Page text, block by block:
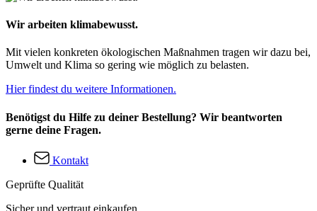
Wir arbeiten klimabewusst.
Mit vielen konkreten ökologischen Maßnahmen tragen wir dazu bei,
Umwelt und Klima so gering wie möglich zu belasten.
Hier findest du weitere Informationen.
Benötigst du Hilfe zu deiner Bestellung? Wir beantworten
gerne deine Fragen.
Kontakt
Geprüfte Qualität
Sicher und vertraut einkaufen